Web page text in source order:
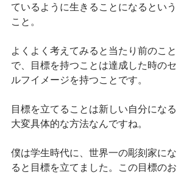
ているように生きることになるという
こと。
よくよく考えてみると当たり前のこと
で、目標を持つことは達成した時のセ
ルフイメージを持つことです。
目標を立てることは新しい自分になる
大変具体的な方法なんですね。
僕は学生時代に、世界一の彫刻家にな
ると目標を立てました。この目標のお